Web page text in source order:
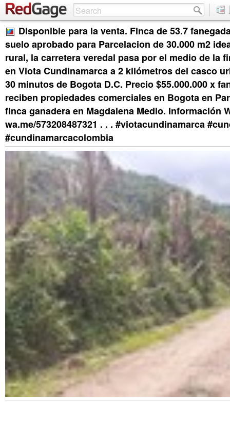
Disponible para la venta. Finca de 53.7
suelo aprobado para Parcelacion de 30.000 m2
rural, la carretera veredal pasa por el medio de la
en Viota Cundinamarca a 2 kilómetros del casco
30 minutos de Bogota D.C. Precio $55.000.000 x
reciben propiedades comerciales en Bogota en
finca ganadera en Magdalena Medio. Información
wa.me/573208487321 . . . #viotacundinamarca
#cundinamarcacolombia